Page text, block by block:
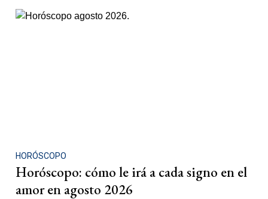
HORÓSCOPO
Horóscopo: cómo le irá a cada signo en el
amor en agosto 2026